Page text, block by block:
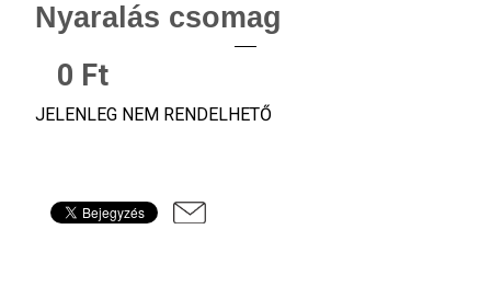
Nyaralás csomag
0 Ft
JELENLEG NEM RENDELHETŐ